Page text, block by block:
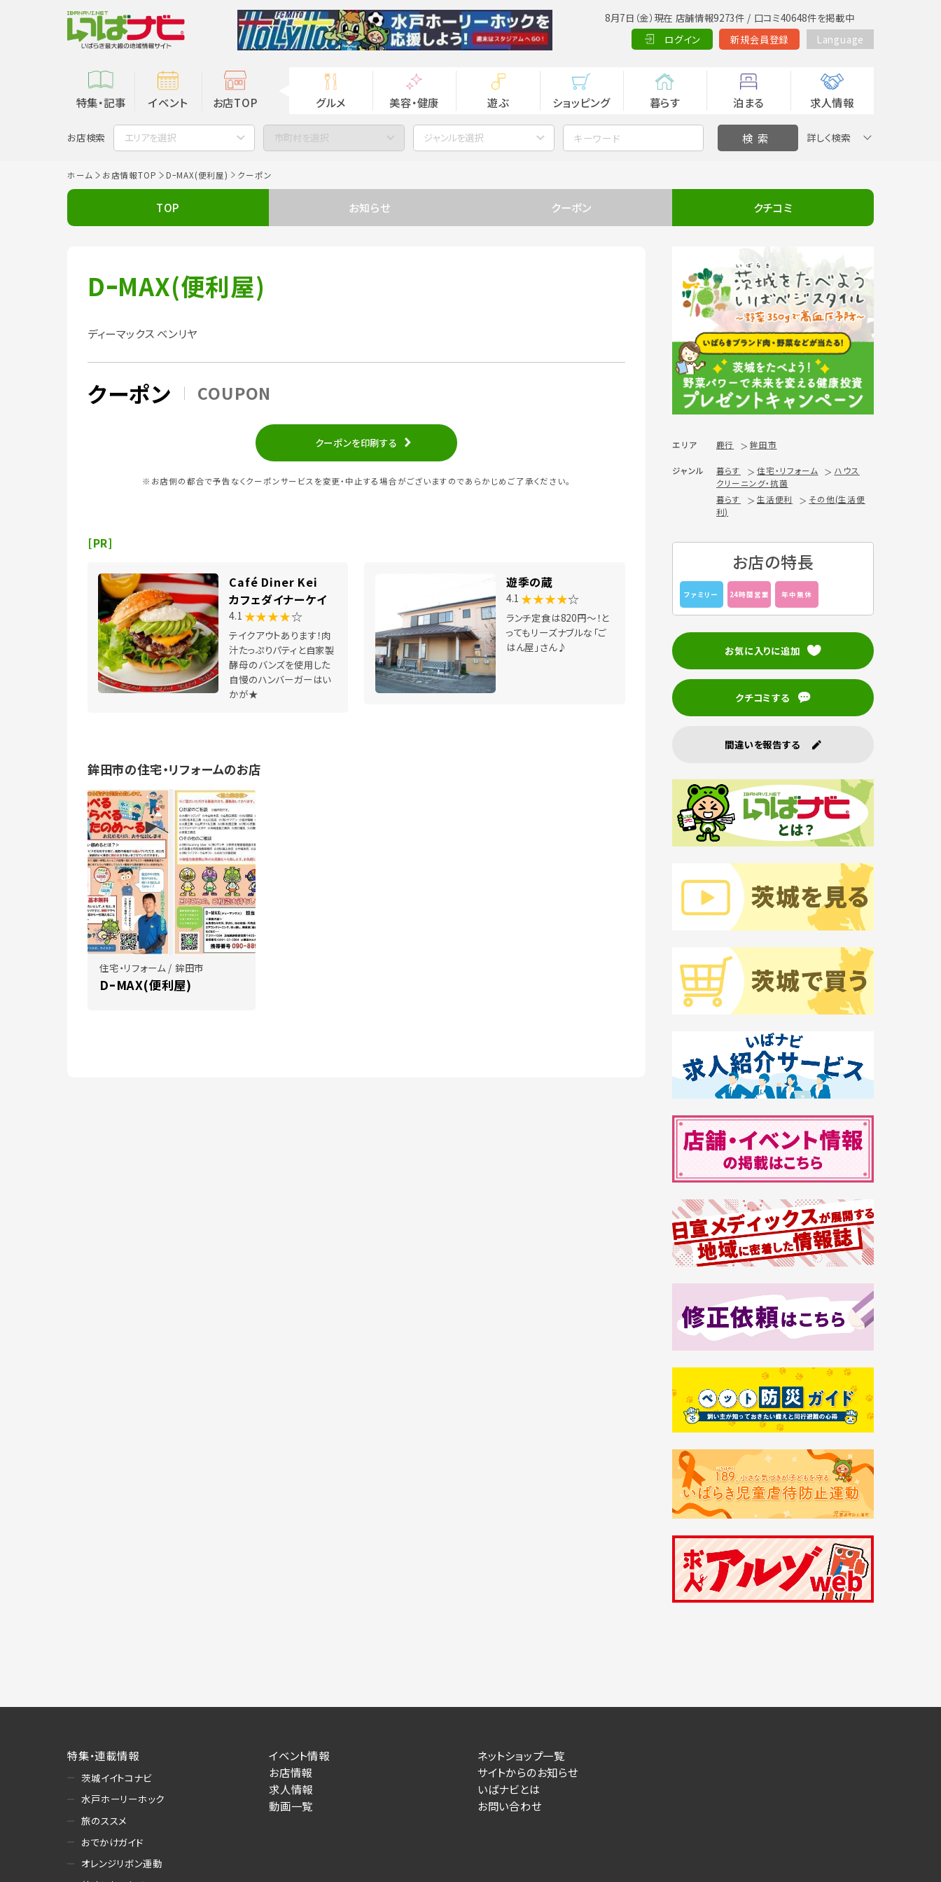
8月7日（金）現在 店舗情報9273件 / 口コミ40648件を掲載中
ログイン
新規会員登録 Language
特集・記事 イベント お店TOP グルメ 美容・健康 遊ぶ ショッピング 暮らす 泊まる 求人情報
お店検索 エリアを選択 市町村を選択 ジャンルを選択 詳しく検索
ホーム お店情報TOP DｰMAX(便利屋) クーポン
TOP お知らせ クーポン クチコミ
DｰMAX(便利屋)
ディーマックス ベンリヤ
クーポン COUPON
クーポンを印刷する
※お店側の都合で予告なくクーポンサービスを変更・中止する場合がございますのであらかじめご了承ください。
[PR]
Café Diner Kei
カフェダイナーケイ
4.1 ★★★★☆
テイクアウトあります！肉
汁たっぷりパティと自家製
酵母のバンズを使用した
自慢のハンバーガーはい
かが★
遊季の蔵
4.1 ★★★★☆
ランチ定食は820円～！と
ってもリーズナブルな「ご
はん屋」さん♪
鉾田市の住宅・リフォームのお店
住宅・リフォーム / 鉾田市
DｰMAX(便利屋)
エリア 鹿行 鉾田市
ジャンル 暮らす 住宅・リフォーム
ハウス
クリーニング・抗菌
暮らす
生活便利
その他(生活便
利)
お店の特長
ファミリー 24時間営業 年中無休
お気に入りに追加
クチコミする
間違いを報告する
特集・連載情報
茨城イイトコナビ
水戸ホーリーホック
旅のススメ
おでかけガイド
オレンジリボン運動
イベント情報
お店情報
求人情報
動画一覧
ネットショップ一覧
サイトからのお知らせ
いばナビとは
お問い合わせ